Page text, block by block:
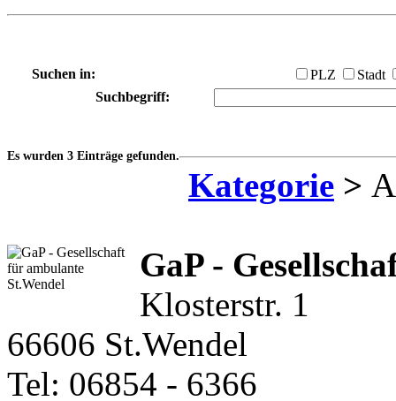
Suchen in: PLZ
Stadt
Suchbegriff:
Es wurden 3 Einträge gefunden.
Kategorie >
GaP -
Klosterstr. 1
66606 St.Wendel
Tel: 06854 - 6366